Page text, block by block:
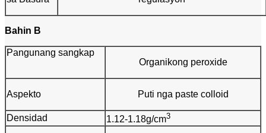
Bahin B
Pangunang sangkap
Organikong peroxide
Aspekto Puti nga paste colloid
Densidad 1.12-1.18g/cm3